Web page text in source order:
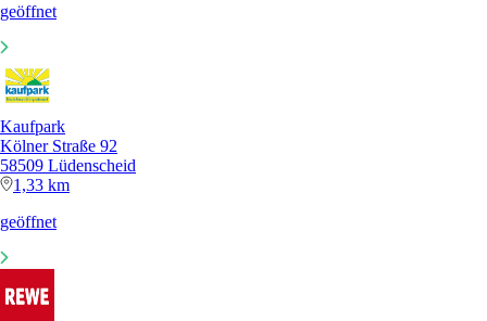
geöffnet
Kaufpark
Kölner Straße 92
58509 Lüdenscheid
1,33 km
geöffnet